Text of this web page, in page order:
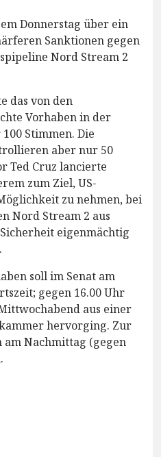
Donnerstag über ein
Sanktionen gegen
Nord Stream 2
das von den
Vorhaben in der
Stimmen. Die
aber nur 50
Ted Cruz lancierte
zum Ziel, US-
zu nehmen, bei
Nord Stream 2 aus
eigenmächtig
soll im Senat am
gegen 16.00 Uhr
aus einer
hervorging. Zur
am Nachmittag (gegen